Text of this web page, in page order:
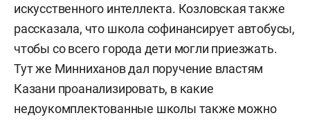
искусственного интеллекта. Козловская также
рассказала, что школа софинансирует автобусы,
чтобы со всего города дети могли приезжать.
Тут же Минниханов дал поручение властям
Казани проанализировать, в какие
недоукомплектованные школы также можно